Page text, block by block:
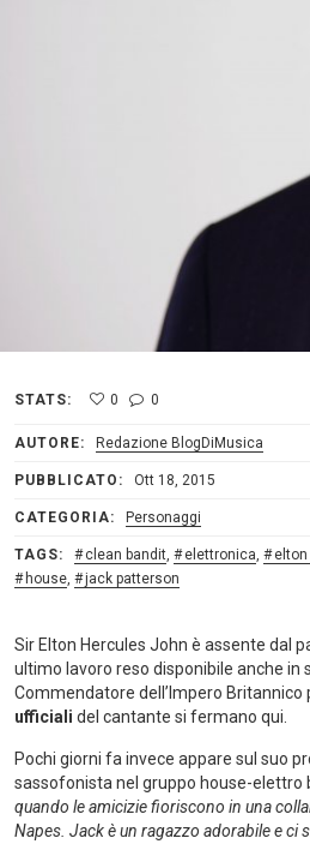
STATS: 0 0
AUTORE: Redazione BlogDiMusica
PUBBLICATO: Ott 18, 2015
CATEGORIA: Personaggi
TAGS: clean bandit, elettronica, elton
house, jack patterson
Sir Elton Hercules John è assente dal
ultimo lavoro reso disponibile anche in
Commendatore dell’Impero Britannico
ufficiali del cantante si fermano qui.
Pochi giorni fa invece appare sul suo
sassofonista nel gruppo house-elettro
quando le amicizie fioriscono in una
Napes. Jack è un ragazzo adorabile e ci